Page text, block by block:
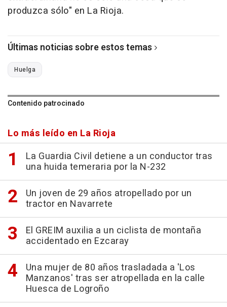
produzca sólo" en La Rioja.
Últimas noticias sobre estos temas
Huelga
Contenido patrocinado
Lo más leído en La Rioja
La Guardia Civil detiene a un conductor tras
una huida temeraria por la N-232
Un joven de 29 años atropellado por un
tractor en Navarrete
El GREIM auxilia a un ciclista de montaña
accidentado en Ezcaray
Una mujer de 80 años trasladada a 'Los
Manzanos' tras ser atropellada en la calle
Huesca de Logroño